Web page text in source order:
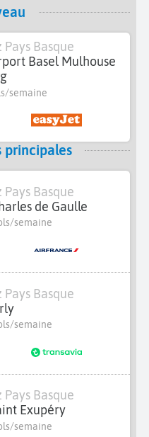
Basque
Basel Mulhouse
semaine
principales
Basque
de Gaulle
semaine
Basque
semaine
Basque
Exupéry
semaine